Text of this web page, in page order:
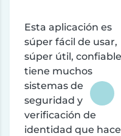
Esta aplicación es
súper fácil de usar,
súper útil,
tiene muchos
sistemas de
seguridad y
verificación de
identidad que